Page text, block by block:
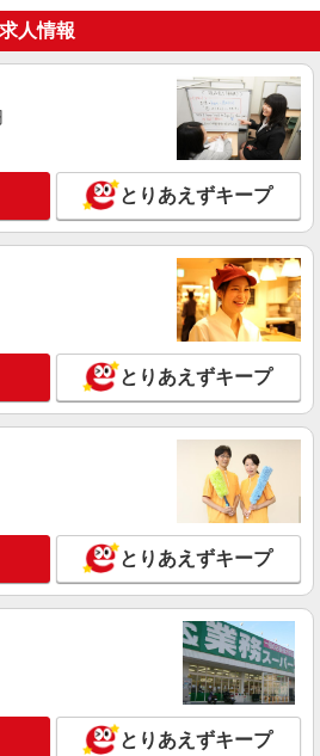
詳細を見る
ービス/小野駅＞面接なし！最短3日で
円〜2187円 ＜日払い有/週払い有/交
給(ガソリン代含む)＞
小野駅最寄り
詳細を見る
シニアマンション▼フロアの巡回や安
ど
1500円〜2125円 ＜日払い有/週払い有/交
詳細を見る
高級シニアマンションでのサポート職
1500円〜2125円 ＜日払い有/週払い有/交
給(ガソリン代含む)＞
＊最寄り駅：小野
人情報
とりあえずキープ
とりあえずキープ
とりあえずキープ
とりあえずキープ